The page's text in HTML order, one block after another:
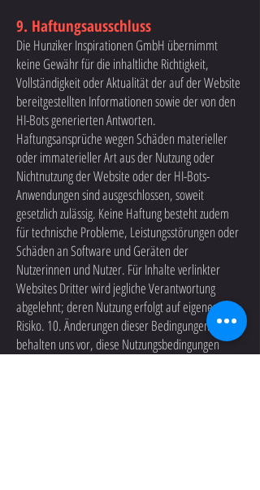
9. Haftungsausschluss
Die Hunziker Inspirationen GmbH übernimmt
keine Gewähr für die inhaltliche Richtigkeit,
Vollständigkeit oder Aktualität der auf der Website
bereitgestellten Informationen sowie der von den
HI-Bots generierten Antworten.
Haftungsansprüche wegen Schäden materieller
oder immaterieller Art aus der Nutzung oder
Nichtnutzung der Website oder der HI-Bots-
Anwendungen sind ausgeschlossen, soweit
gesetzlich zulässig. Keine Haftung besteht zudem
für technische Probleme, Leistungsstörungen oder
Schäden an Software und Geräten der
Nutzerinnen und Nutzer. Für Inhalte verlinkter
Websites Dritter wird jegliche Verantwortung
abgelehnt; deren Nutzung erfolgt auf eigenes
Risiko. 10. Änderungen dieser Bedingungen Wir
behalten uns vor, diese Nutzungsbedingungen